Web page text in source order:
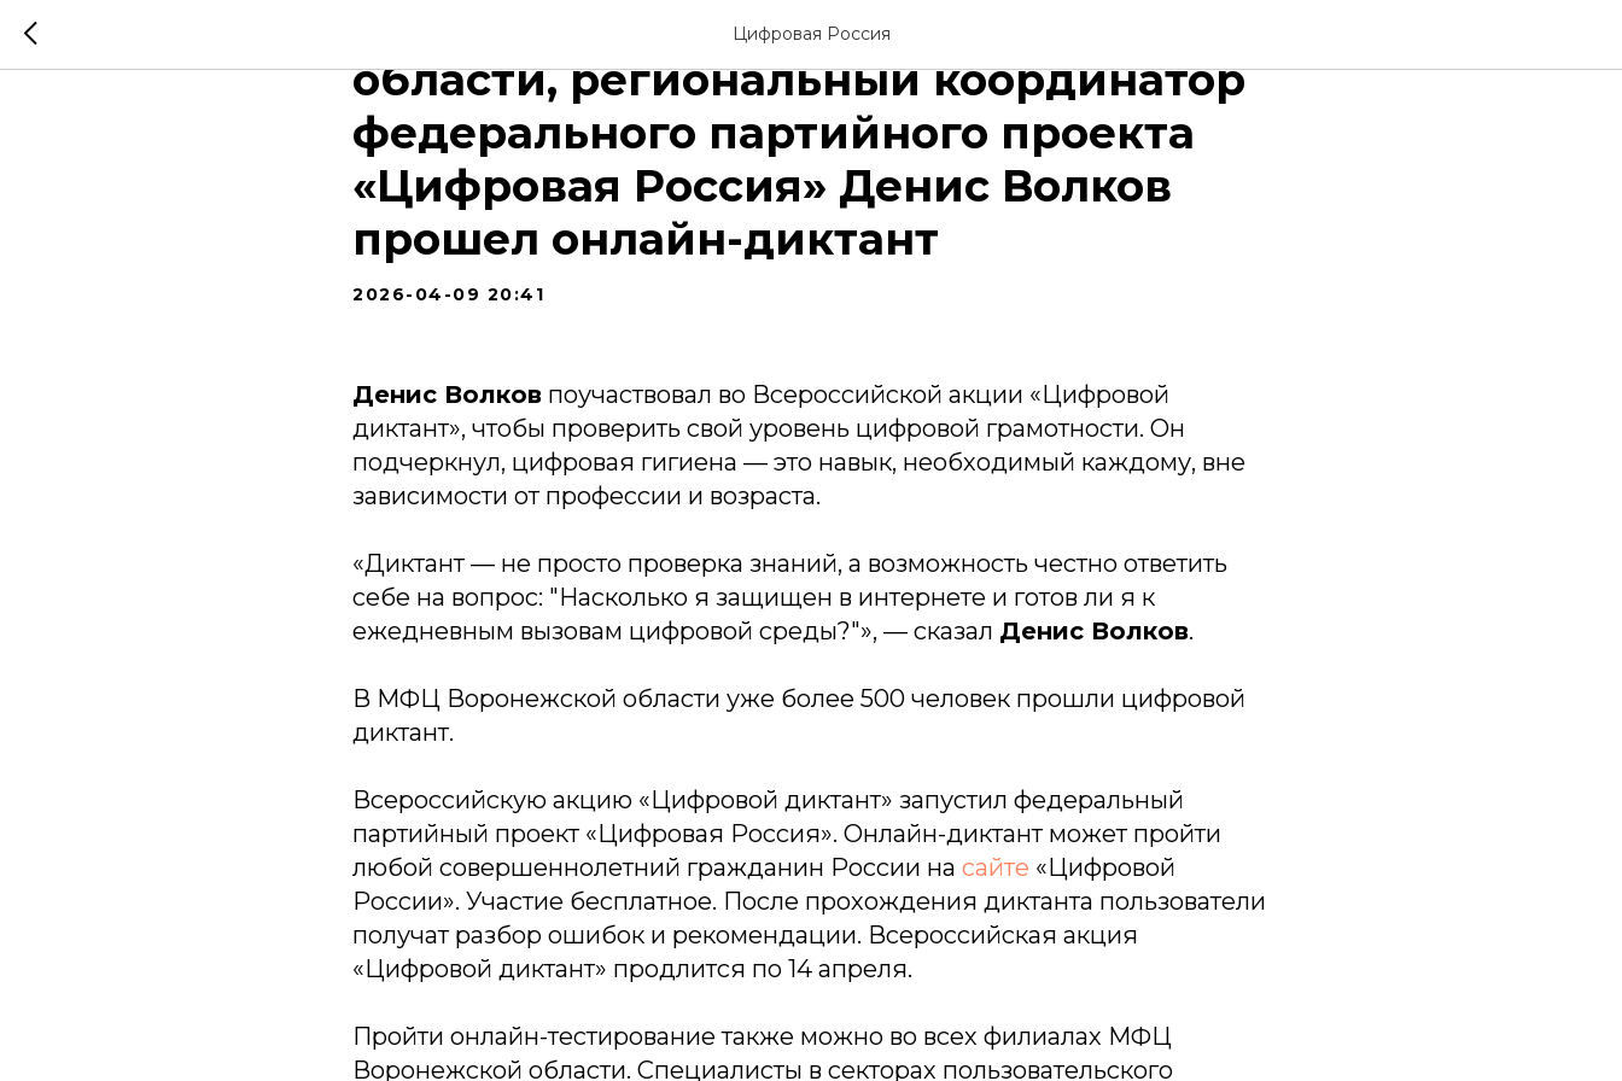
Цифровая Россия
Глава Минцифры Воронежской
области, региональный координатор
федерального партийного проекта
«Цифровая Россия» Денис Волков
прошел онлайн-диктант
2026-04-09 20:41
Денис Волков поучаствовал во Всероссийской акции «Цифровой
диктант», чтобы проверить свой уровень цифровой грамотности. Он
подчеркнул, цифровая гигиена — это навык, необходимый каждому, вне
зависимости от профессии и возраста.
«Диктант — не просто проверка знаний, а возможность честно ответить
себе на вопрос: "Насколько я защищен в интернете и готов ли я к
ежедневным вызовам цифровой среды?"», — сказал Денис Волков.
В МФЦ Воронежской области уже более 500 человек прошли цифровой
диктант.
Всероссийскую акцию «Цифровой диктант» запустил федеральный
партийный проект «Цифровая Россия». Онлайн-диктант может пройти
любой совершеннолетний гражданин России на сайте «Цифровой
России». Участие бесплатное. После прохождения диктанта пользователи
получат разбор ошибок и рекомендации. Всероссийская акция
«Цифровой диктант» продлится по 14 апреля.
Пройти онлайн-тестирование также можно во всех филиалах МФЦ
Воронежской области. Специалисты в секторах пользовательского